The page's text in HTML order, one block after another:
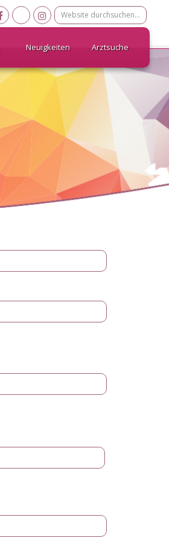
Website
durchsuchen…
Neuigkeiten Arztsuche